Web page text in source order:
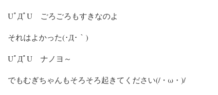
UﾟДﾟU ごろごろもすきなのよ
それはよかった(･Д･｀)
UﾟДﾟU ナノヨ～
でもむぎちゃんもそろそろ起きてください(/・ω・)/